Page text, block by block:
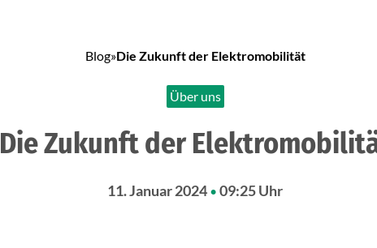
Blog»Die Zukunft der Elektromobilität
Über uns
Die Zukunft der
11. Januar 2024 • 09:25 Uhr